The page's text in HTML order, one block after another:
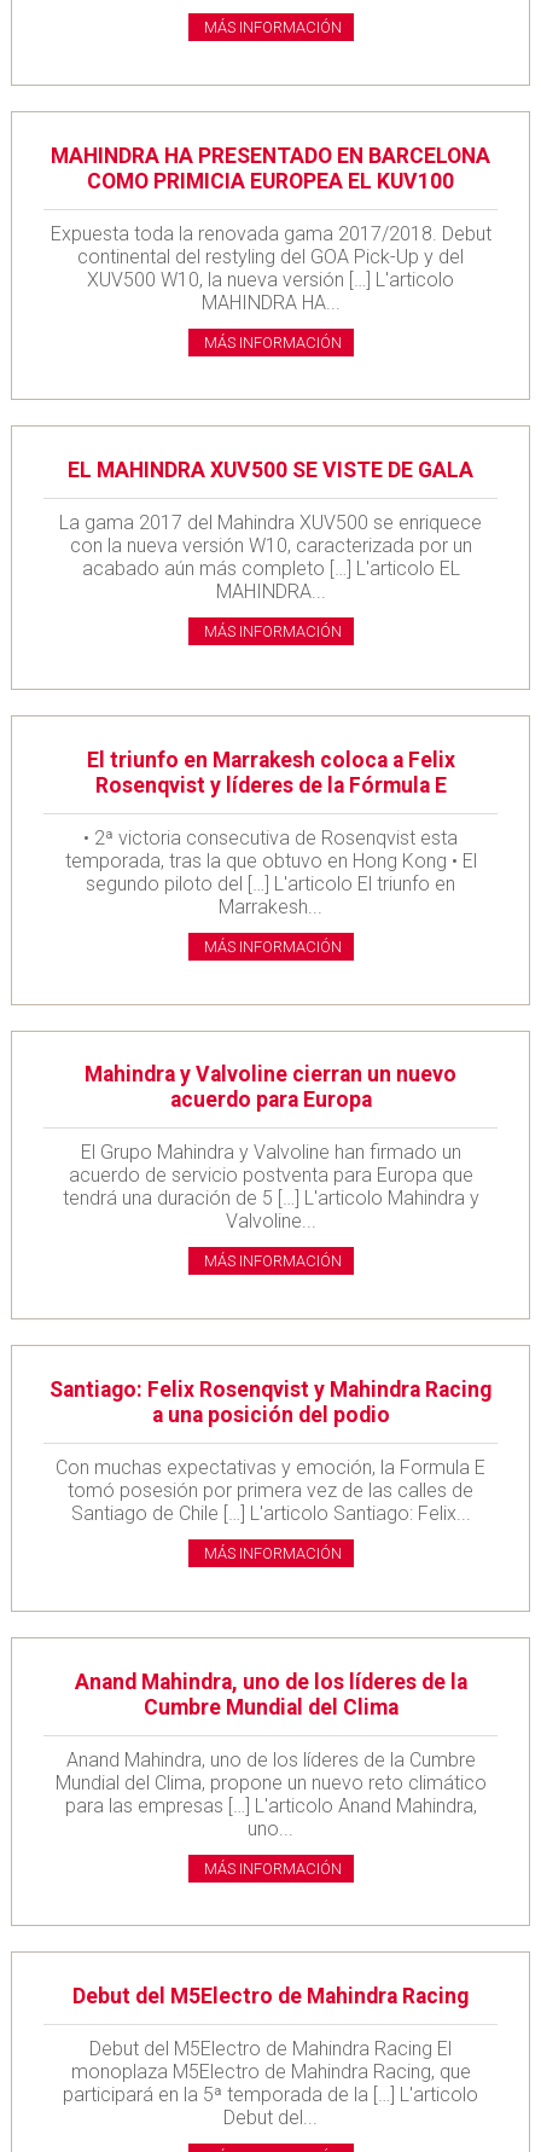
MÁS INFORMACIÓN
MAHINDRA HA PRESENTADO EN BARCELONA
COMO PRIMICIA EUROPEA EL KUV100
Expuesta toda la renovada gama 2017/2018. Debut
continental del restyling del GOA Pick-Up y del
XUV500 W10, la nueva versión […] L'articolo
MAHINDRA HA...
MÁS INFORMACIÓN
EL MAHINDRA XUV500 SE VISTE DE GALA
La gama 2017 del Mahindra XUV500 se enriquece
con la nueva versión W10, caracterizada por un
acabado aún más completo […] L'articolo EL
MAHINDRA...
MÁS INFORMACIÓN
El triunfo en Marrakesh coloca a Felix
Rosenqvist y líderes de la Fórmula E
• 2ª victoria consecutiva de Rosenqvist esta
temporada, tras la que obtuvo en Hong Kong • El
segundo piloto del […] L'articolo El triunfo en
Marrakesh...
MÁS INFORMACIÓN
Mahindra y Valvoline cierran un nuevo
acuerdo para Europa
El Grupo Mahindra y Valvoline han firmado un
acuerdo de servicio postventa para Europa que
tendrá una duración de 5 […] L'articolo Mahindra y
Valvoline...
MÁS INFORMACIÓN
Santiago: Felix Rosenqvist y Mahindra Racing
a una posición del podio
Con muchas expectativas y emoción, la Formula E
tomó posesión por primera vez de las calles de
Santiago de Chile […] L'articolo Santiago: Felix...
MÁS INFORMACIÓN
Anand Mahindra, uno de los líderes de la
Cumbre Mundial del Clima
Anand Mahindra, uno de los líderes de la Cumbre
Mundial del Clima, propone un nuevo reto climático
para las empresas […] L'articolo Anand Mahindra,
uno...
MÁS INFORMACIÓN
Debut del M5Electro de Mahindra Racing
Debut del M5Electro de Mahindra Racing El
monoplaza M5Electro de Mahindra Racing, que
participará en la 5ª temporada de la […] L'articolo
Debut del...